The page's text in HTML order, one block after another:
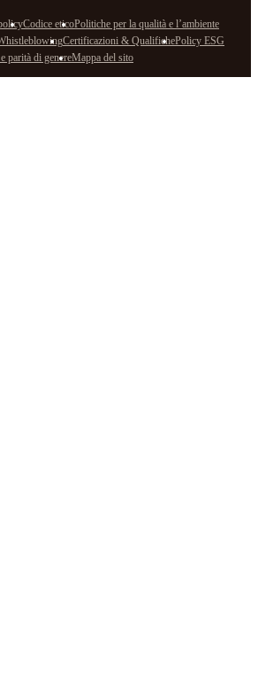
Codice eticoPolitiche per la qualità e l’ambiente
Certificazioni & QualifichePolicy ESG
parità di genereMappa del sito